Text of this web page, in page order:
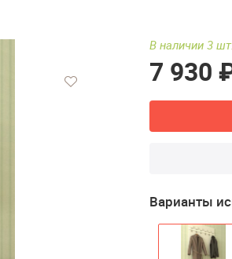
В наличии 3 шт.
7 930
Варианты